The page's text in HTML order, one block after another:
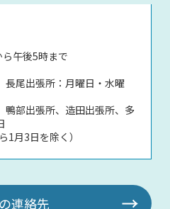
午後5時まで
長尾出張所：月曜日・水曜
鴨部出張所、造田出張所、多
1月3日を除く）
連絡先